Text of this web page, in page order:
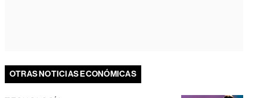
OTRAS NOTICIAS ECONÓMICAS